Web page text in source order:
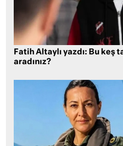
Fatih Altaylı yazdı: Bu keş
aradınız?